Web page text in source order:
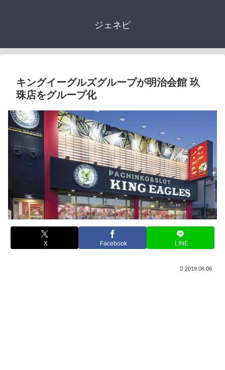
ジェネピ
キングイーグルズグループが明治会館 玖
珠店をグループ化
X Facebook LINE
2019.08.06